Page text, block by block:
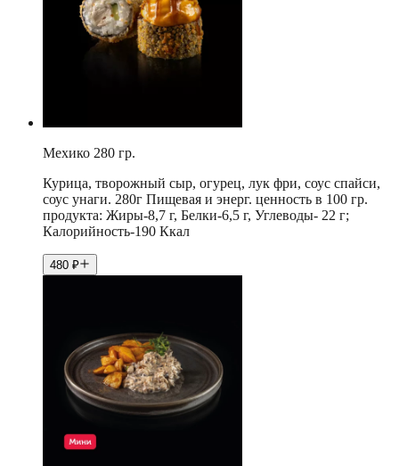
Мехико 280 гр.
Курица, творожный сыр, огурец, лук фри, соус спайси,
соус унаги. 280г Пищевая и энерг. ценность в 100 гр.
продукта: Жиры-8,7 г, Белки-6,5 г, Углеводы- 22 г;
Калорийность-190 Ккал
480 ₽